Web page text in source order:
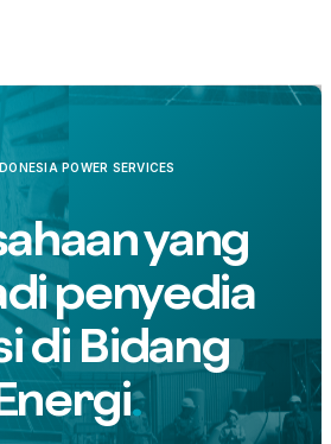
(8 MW), dan Ampenan (7
langkah strategis dalam memperkuat
mengantisipasi pertumbuhan
mendukung pertumbuhan ekonomi
Nusa Tenggara Barat (NTB).
POWER SERVICES
yang
penyedia
di Bidang